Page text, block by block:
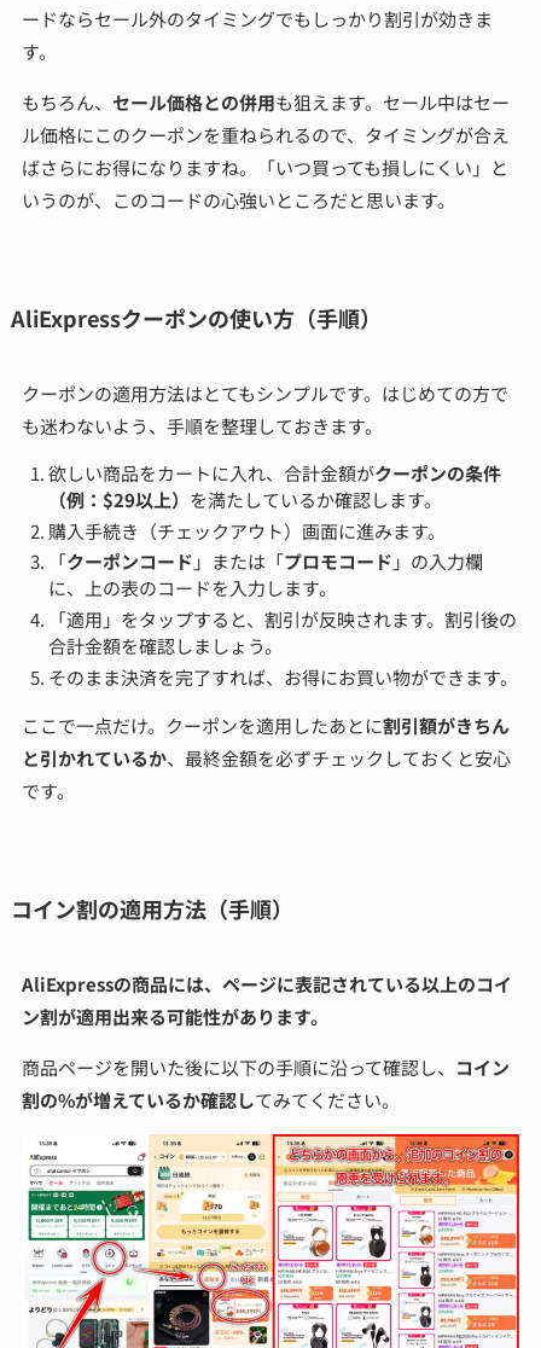
ードならセール外のタイミングでもしっかり割引が効きま
す。
もちろん、 セール価格との併用も狙えます。セール中はセー
ル価格にこのクーポンを重ねられるので、タイミングが合え
ばさらにお得になりますね。「いつ買っても損しにくい」と
いうのが、このコードの心強いところだと思います。
AliExpressクーポンの使い方（手順）
クーポンの適用方法はとてもシンプルです。はじめての方で
も迷わないよう、手順を整理しておきます。
欲しい商品をカートに入れ、合計金額がクーポンの条件
（例：$29以上） を満たしているか確認します。
購入手続き（チェックアウト）画面に進みます。
「クーポンコード 」または「プロモコード 」の入力欄
に、上の表のコードを入力します。
「適用」をタップすると、割引が反映されます。割引後の
合計金額を確認しましょう。
そのまま決済を完了すれば、お得にお買い物ができます。
ここで一点だけ。クーポンを適用したあとに割引額がきちん
と引かれているか、最終金額を必ずチェックしておくと安心
です。
コイン割の適用方法（手順）
AliExpressの商品には、ページに表記されている以上のコイ
ン割が適用出来る可能性があります。
商品ページを開いた後に以下の手順に沿って確認し、 コイン
割の%が増えているか確認してみてください。